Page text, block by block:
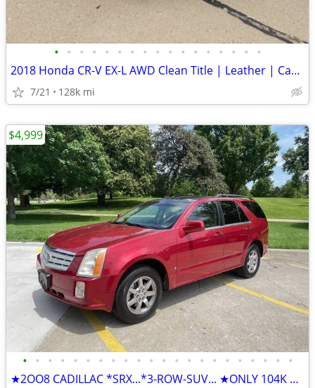
• • • • • • • • • • • • • • • • •
2018 Honda CR-V EX-L AWD Clean Title | Leather | CarPlay | Honda Sensing
7/21 128k mi
• • • • • • • • • • • • • • • • • • • • • •
★2OO8 CADILLAC *SRX...*3-ROW-SUV... ★ONLY 104K MILES
$4,999